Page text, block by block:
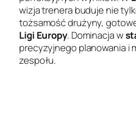
wizja trenera buduje nie
tożsamość drużyny,
Ligi Europy. Dominacja w
precyzyjnego planowania i
zespołu.